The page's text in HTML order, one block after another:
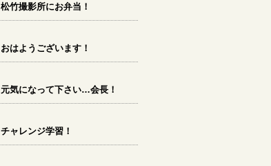
松竹撮影所にお弁当！
おはようございます！
元気になって下さい…会長！
チャレンジ学習！